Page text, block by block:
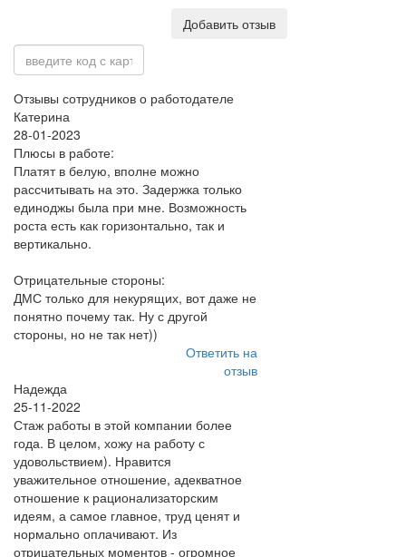
Добавить отзыв
Отзывы сотрудников о работодателе
Катерина
28-01-2023
Плюсы в работе:
Платят в белую, вполне можно
рассчитывать на это. Задержка только
единоджы была при мне. Возможность
роста есть как горизонтально, так и
вертикально.
Отрицательные стороны:
ДМС только для некурящих, вот даже не
понятно почему так. Ну с другой
стороны, но не так нет))
Ответить на
отзыв
Надежда
25-11-2022
Стаж работы в этой компании более
года. В целом, хожу на работу с
удовольствием). Нравится
уважительное отношение, адекватное
отношение к рационализаторским
идеям, а самое главное, труд ценят и
нормально оплачивают. Из
отрицательных моментов - огромное